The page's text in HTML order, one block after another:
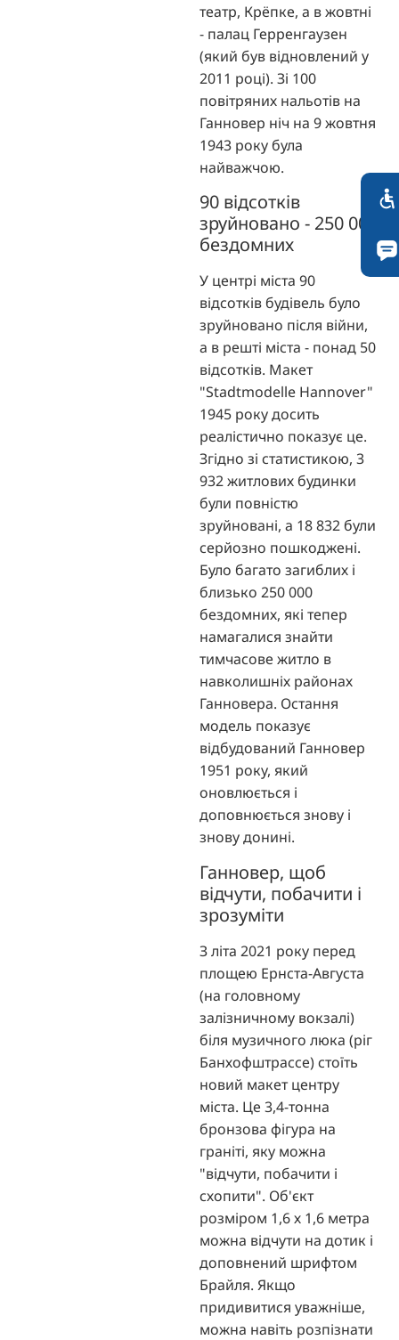
театр, Крёпке, а в жовтні
- палац Герренгаузен
(який був відновлений у
2011 році). Зі 100
повітряних нальотів на
Ганновер ніч на 9 жовтня
1943 року була
найважчою.
90 відсотків
зруйновано - 250 000
бездомних
У центрі міста 90
відсотків будівель було
зруйновано після війни,
а в решті міста - понад 50
відсотків. Макет
"Stadtmodelle Hannover"
1945 року досить
реалістично показує це.
Згідно зі статистикою, 3
932 житлових будинки
були повністю
зруйновані, а 18 832 були
серйозно пошкоджені.
Було багато загиблих і
близько 250 000
бездомних, які тепер
намагалися знайти
тимчасове житло в
навколишніх районах
Ганновера. Остання
модель показує
відбудований Ганновер
1951 року, який
оновлюється і
доповнюється знову і
знову донині.
Ганновер, щоб
відчути, побачити і
зрозуміти
З літа 2021 року перед
площею Ернста-Августа
(на головному
залізничному вокзалі)
біля музичного люка (ріг
Банхофштрассе) стоїть
новий макет центру
міста. Це 3,4-тонна
бронзова фігура на
граніті, яку можна
"відчути, побачити і
схопити". Об'єкт
розміром 1,6 х 1,6 метра
можна відчути на дотик і
доповнений шрифтом
Брайля. Якщо
придивитися уважніше,
можна навіть розпізнати